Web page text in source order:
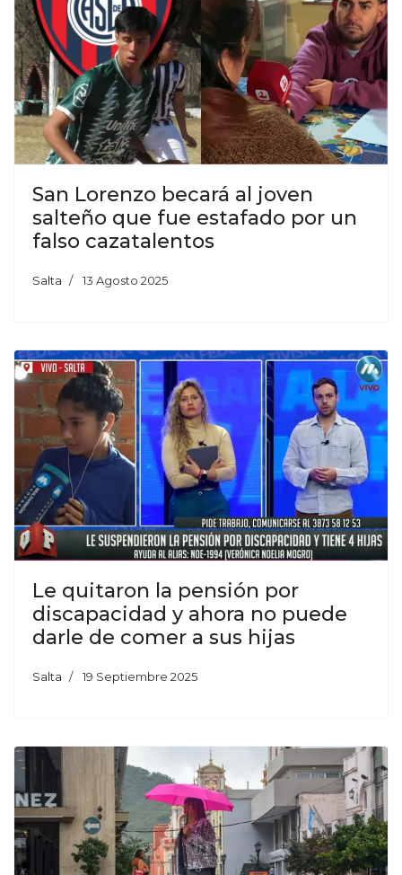
San Lorenzo becará al joven
salteño que fue estafado por un
falso cazatalentos
Salta 13 Agosto 2025
Le quitaron la pensión por
discapacidad y ahora no puede
darle de comer a sus hijas
Salta 19 Septiembre 2025